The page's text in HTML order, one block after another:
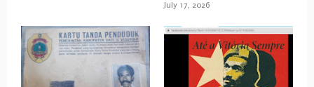
July 17, 2026